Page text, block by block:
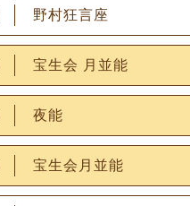
野村狂言座
宝生会 月並能
夜能
宝生会月並能